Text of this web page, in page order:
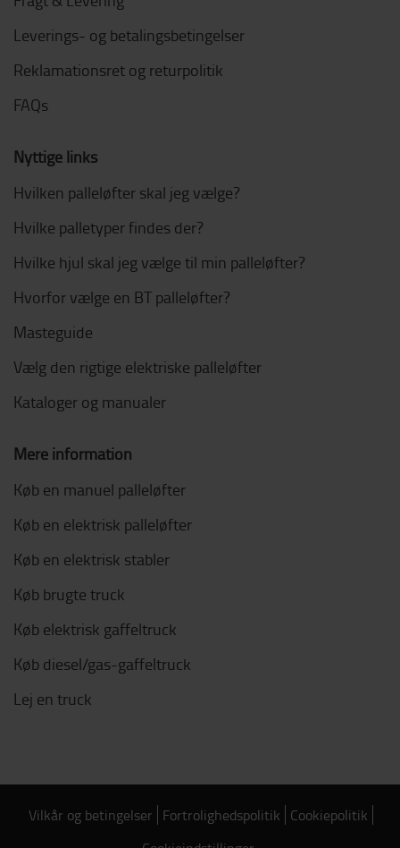
Leverings- og betalingsbetingelser
Reklamationsret og returpolitik
FAQs
Nyttige links
Hvilken palleløfter skal jeg vælge?
Hvilke palletyper findes der?
Hvilke hjul skal jeg vælge til min palleløfter?
Hvorfor vælge en BT palleløfter?
Masteguide
Vælg den rigtige elektriske palleløfter
Kataloger og manualer
Mere information
Køb en manuel palleløfter
Køb en elektrisk palleløfter
Køb en elektrisk stabler
Køb brugte truck
Køb elektrisk gaffeltruck
Køb diesel/gas-gaffeltruck
Lej en truck
Vilkår og betingelser Fortrolighedspolitik Cookiepolitik